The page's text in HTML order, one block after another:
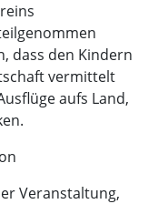
dass den Kindern
vermittelt
aufs Land,
Veranstaltung,